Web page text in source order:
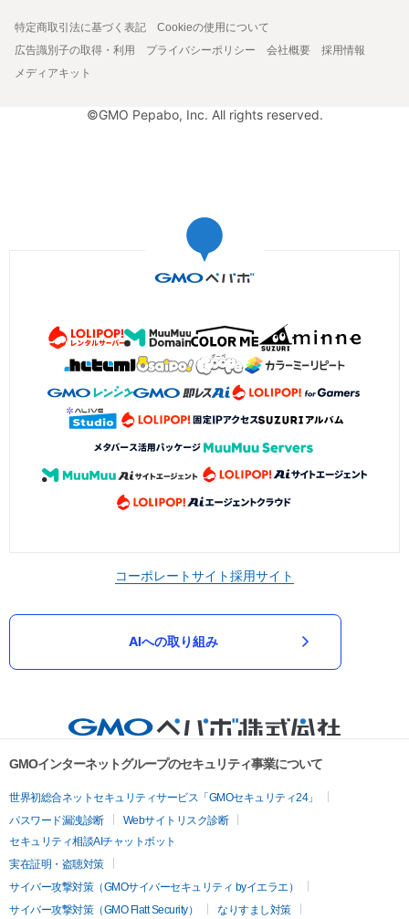
特定商取引法に基づく表記
Cookieの使用について
広告識別子の取得・利用
プライバシーポリシー 会社概要
採用情報
メディアキット
©GMO Pepabo, Inc. All rights reserved.
コーポレートサイト採用サイト
AIへの取り組み
GMOインターネットグループのセキュリティ事業について
世界初総合ネットセキュリティサービス「GMOセキュリティ24」
パスワード漏洩診断
Webサイトリスク診断
セキュリティ相談AIチャットボット
実在証明・盗聴対策
サイバー攻撃対策（GMOサイバーセキュリティ byイエラエ）
サイバー攻撃対策（GMO Flatt Security）
なりすまし対策